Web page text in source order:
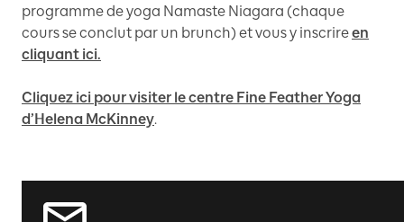
programme de yoga Namaste Niagara (chaque
cours se conclut par un brunch) et vous y inscrireen
cliquant ici.
Cliquez ici pour visiter le centre Fine Feather Yoga
d’Helena McKinney.